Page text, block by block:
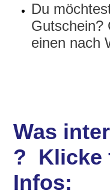
Du
Gutschein?
einen nach
Was
? Klicke
Infos: